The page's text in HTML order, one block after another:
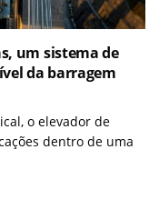
um sistema de
da barragem
o elevador de
dentro de uma